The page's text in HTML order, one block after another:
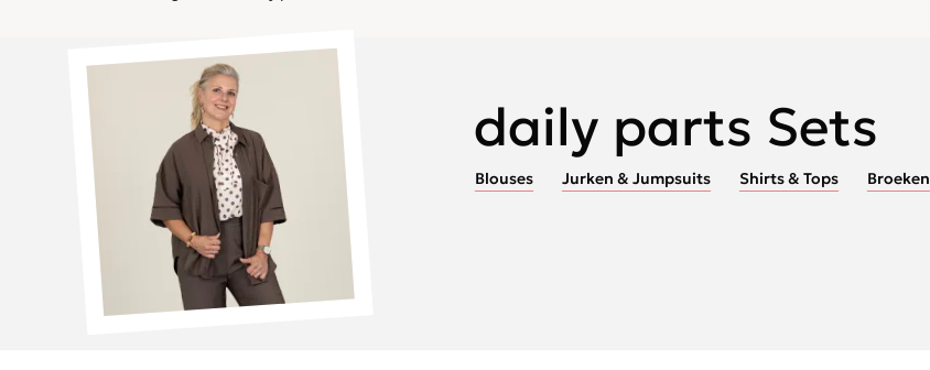
daily parts Sets
Blouses Jurken & Jumpsuits Shirts & Tops Broeken